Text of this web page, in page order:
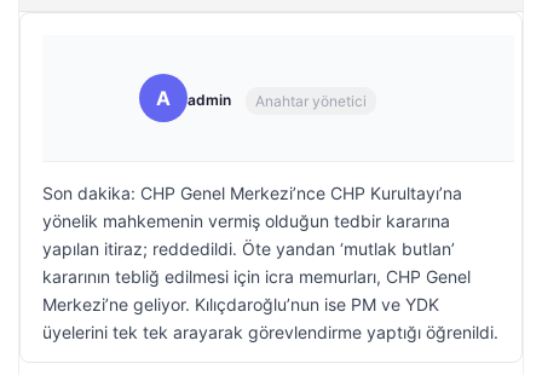
A admin Anahtar yönetici
Son dakika: CHP Genel Merkezi’nce CHP Kurultayı’na
yönelik mahkemenin vermiş olduğun tedbir kararına
yapılan itiraz; reddedildi. Öte yandan ‘mutlak butlan’
kararının tebliğ edilmesi için icra memurları, CHP Genel
Merkezi’ne geliyor. Kılıçdaroğlu’nun ise PM ve YDK
üyelerini tek tek arayarak görevlendirme yaptığı öğrenildi.